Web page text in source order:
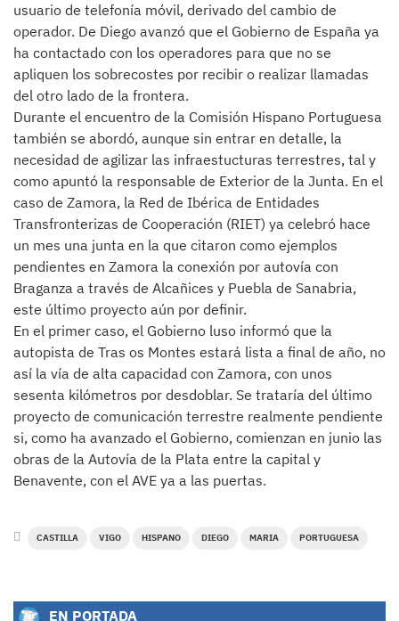
usuario de telefonía móvil, derivado del cambio de
operador. De Diego avanzó que el Gobierno de España ya
ha contactado con los operadores para que no se
apliquen los sobrecostes por recibir o realizar llamadas
del otro lado de la frontera.
Durante el encuentro de la Comisión Hispano Portuguesa
también se abordó, aunque sin entrar en detalle, la
necesidad de agilizar las infraestucturas terrestres, tal y
como apuntó la responsable de Exterior de la Junta. En el
caso de Zamora, la Red de Ibérica de Entidades
Transfronterizas de Cooperación (RIET) ya celebró hace
un mes una junta en la que citaron como ejemplos
pendientes en Zamora la conexión por autovía con
Braganza a través de Alcañices y Puebla de Sanabria,
este último proyecto aún por definir.
En el primer caso, el Gobierno luso informó que la
autopista de Tras os Montes estará lista a final de año, no
así la vía de alta capacidad con Zamora, con unos
sesenta kilómetros por desdoblar. Se trataría del último
proyecto de comunicación terrestre realmente pendiente
si, como ha avanzado el Gobierno, comienzan en junio las
obras de la Autovía de la Plata entre la capital y
Benavente, con el AVE ya a las puertas.
CASTILLA VIGO HISPANO DIEGO MARIA PORTUGUESA
EN PORTADA